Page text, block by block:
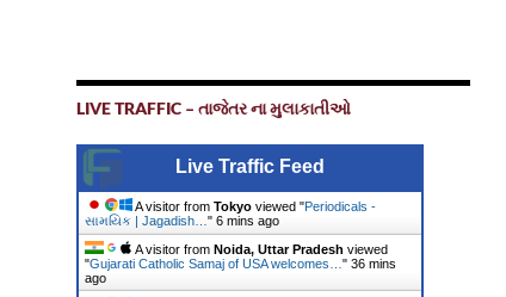
LIVE TRAFFIC – તાજેતર ના મુલાકાતીઓ
Live Traffic Feed
A visitor from Tokyoviewed "Periodicals -
સામયિક | Jagadish… " 6 mins ago
A visitor from Noida, Uttar Pradesh viewed
"Gujarati Catholic Samaj of USA welcomes… " 36 mins
ago